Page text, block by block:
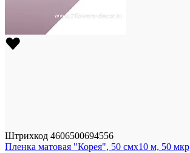
Штрихкод 4606500694556
Пленка матовая "Корея", 50 смх10 м, 50 мкр